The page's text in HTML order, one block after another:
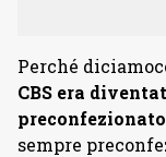
Perché
CBS era
preconfezionato
sempre